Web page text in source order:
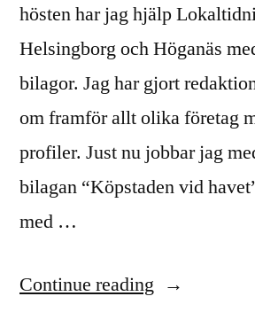
hösten har jag hjälp
Helsingborg och Höganäs
bilagor. Jag har gjort
om framför allt olika företag
profiler. Just nu jobbar jag
bilagan “Köpstaden vid
med …
Continue reading “Reportage